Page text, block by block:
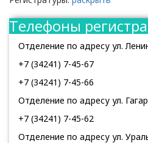
Телефоны
Отделение по адресу ул.
+7 (34241) 7-45-67
+7 (34241) 7-45-66
Отделение по адресу ул.
+7 (34241) 7-45-62
Отделение по адресу ул.